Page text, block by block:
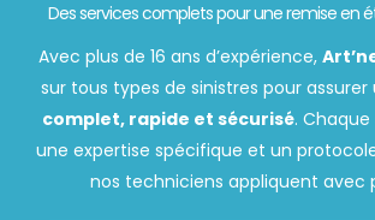
Des services complets pour une remise en
Avec plus de 16 ans d’expérience,
sur tous types de sinistres pour assurer
complet, rapide et sécurisé.
une expertise spécifique et un
nos techniciens appliquent avec